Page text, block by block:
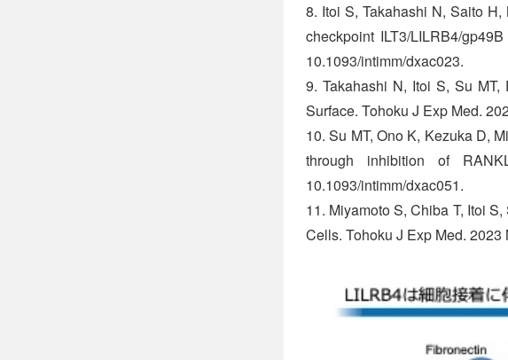
8. Itoi S, Takahashi N, Saito
checkpoint ILT3/LILRB4/
10.1093/intimm/dxac023.
9. Takahashi N, Itoi S, Su
Surface. Tohoku J Exp Med.
10. Su MT, Ono K, Kezuka D,
through inhibition of
10.1093/intimm/dxac051.
11. Miyamoto S, Chiba T, Itoi
Cells. Tohoku J Exp Med.